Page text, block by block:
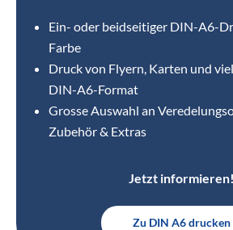
Ein- oder beidseitiger DIN-A6-
Farbe
Druck von Flyern, Karten und
DIN-A6-Format
Grosse Auswahl an
Zubehör & Extras
Jetzt informieren!
Zu DIN A6 drucken